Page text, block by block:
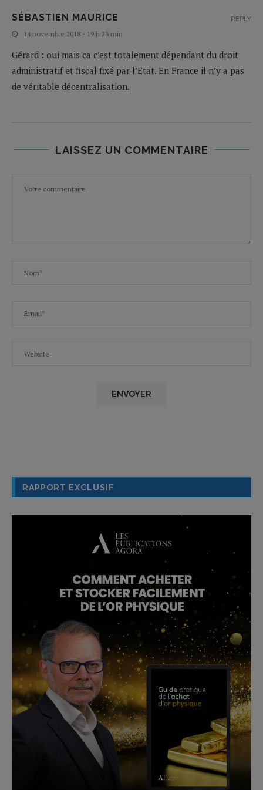
SÉBASTIEN MAURICE
14 novembre 2018 - 19 h 23 min
Gérard : oui mais ca c’est totalement dépendant du droit
administratif et fiscal fixé par l’Etat. En France il n’y a pas
de véritable décentralisation.
REPLY
LAISSEZ UN COMMENTAIRE
RAPPORT EXCLUSIF